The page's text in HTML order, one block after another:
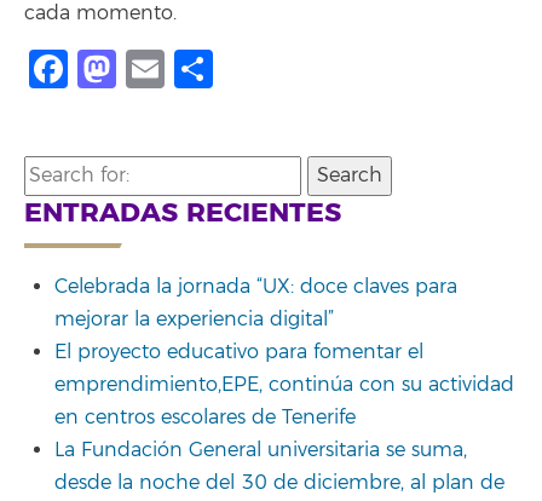
cada momento.
Facebook
Mastodon
Email
Search
for:
ENTRADAS RECIENTES
Celebrada la jornada “UX: doce claves para
mejorar la experiencia digital”
El proyecto educativo para fomentar el
emprendimiento,EPE, continúa con su actividad
en centros escolares de Tenerife
La Fundación General universitaria se suma,
desde la noche del 30 de diciembre, al plan de